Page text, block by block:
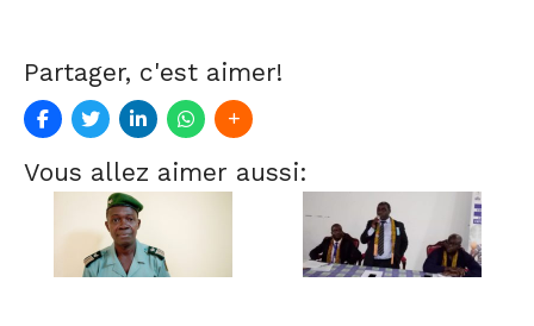
Partager, c'est aimer!
Vous allez aimer aussi: